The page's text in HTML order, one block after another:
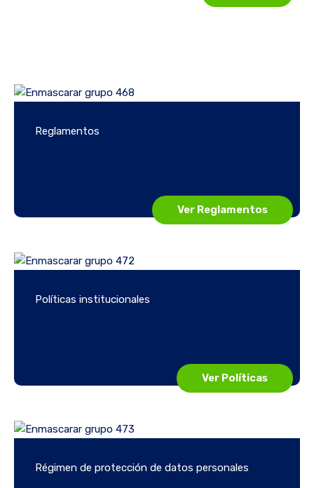
Reglamentos
Ver Reglamentos
Políticas institucionales
Ver Políticas
Régimen de protección de datos personales